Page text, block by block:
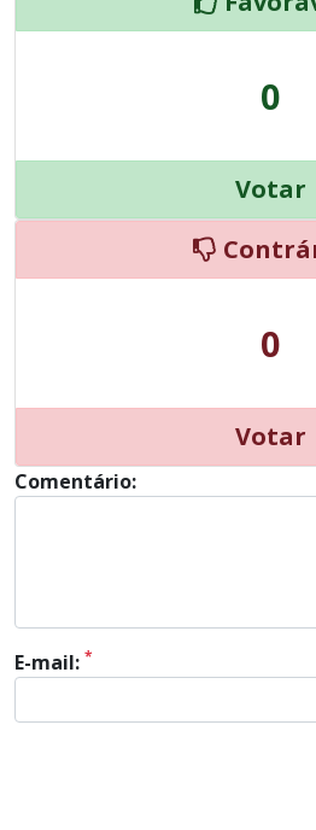
0
Votar
0
Votar
Comentário:
E-mail: *